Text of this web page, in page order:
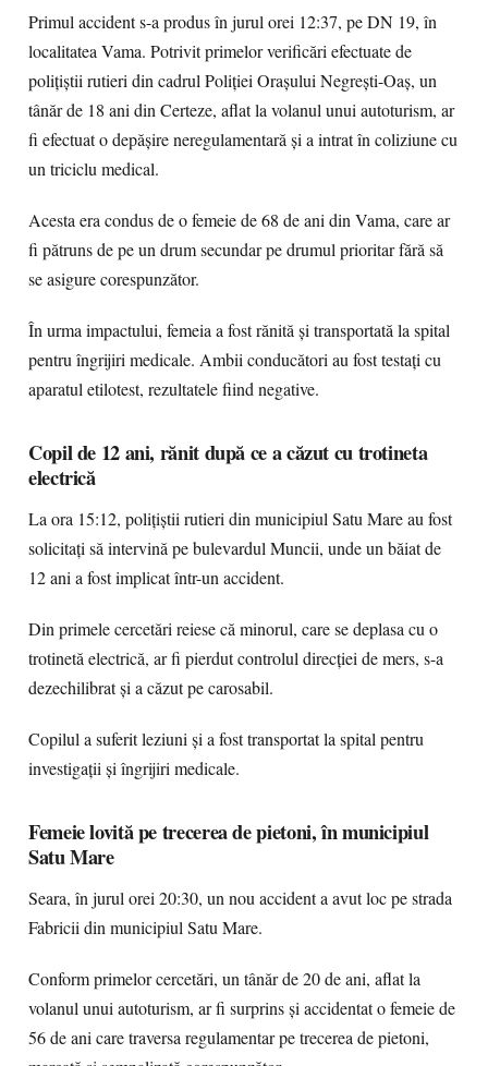
Primul accident s-a produs în jurul orei 12:37, pe DN 19, în
localitatea Vama. Potrivit primelor verificări efectuate de
polițiștii rutieri din cadrul Poliției Orașului Negrești-Oaș, un
tânăr de 18 ani din Certeze, aflat la volanul unui autoturism, ar
fi efectuat o depășire neregulamentară și a intrat în coliziune cu
un triciclu medical.
Acesta era condus de o femeie de 68 de ani din Vama, care ar
fi pătruns de pe un drum secundar pe drumul prioritar fără să
se asigure corespunzător.
În urma impactului, femeia a fost rănită și transportată la spital
pentru îngrijiri medicale. Ambii conducători au fost testați cu
aparatul etilotest, rezultatele fiind negative.
Copil de 12 ani, rănit după ce a căzut cu trotineta
electrică
La ora 15:12, polițiștii rutieri din municipiul Satu Mare au fost
solicitați să intervină pe bulevardul Muncii, unde un băiat de
12 ani a fost implicat într-un accident.
Din primele cercetări reiese că minorul, care se deplasa cu o
trotinetă electrică, ar fi pierdut controlul direcției de mers, s-a
dezechilibrat și a căzut pe carosabil.
Copilul a suferit leziuni și a fost transportat la spital pentru
investigații și îngrijiri medicale.
Femeie lovită pe trecerea de pietoni, în municipiul
Satu Mare
Seara, în jurul orei 20:30, un nou accident a avut loc pe strada
Fabricii din municipiul Satu Mare.
Conform primelor cercetări, un tânăr de 20 de ani, aflat la
volanul unui autoturism, ar fi surprins și accidentat o femeie de
56 de ani care traversa regulamentar pe trecerea de pietoni,